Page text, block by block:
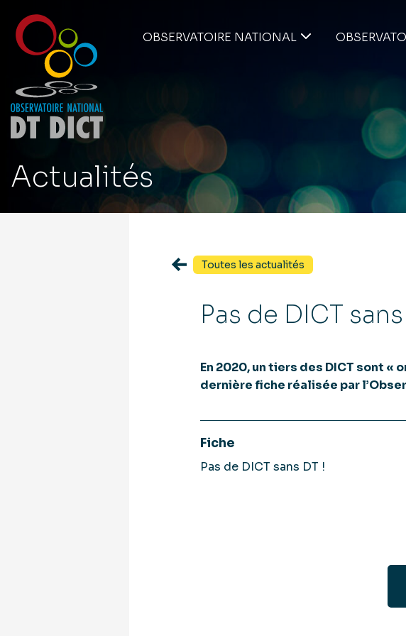
OBSERVATOIRE NATIONAL
Actualités
Toutes les actualités
Pas de DICT sans
En 2020, un tiers des DICT sont
dernière fiche réalisée par
Fiche
Pas de DICT sans DT !